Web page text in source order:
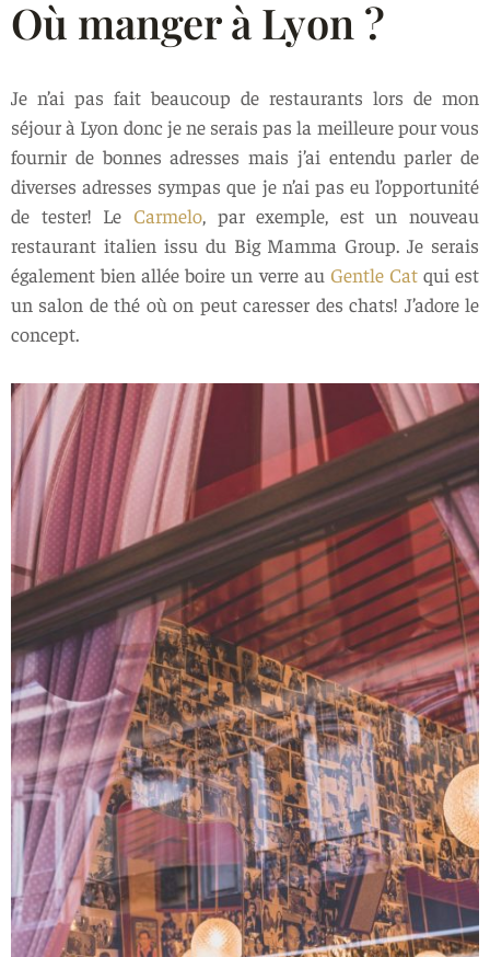
Où manger à Lyon ?
Je n’ai pas fait beaucoup de restaurants lors de mon
séjour à Lyon donc je ne serais pas la meilleure pour vous
fournir de bonnes adresses mais j’ai entendu parler de
diverses adresses sympas que je n’ai pas eu l’opportunité
de tester! Le Carmelo, par exemple, est un nouveau
restaurant italien issu du Big Mamma Group. Je serais
également bien allée boire un verre au Gentle Catqui est
un salon de thé où on peut caresser des chats! J’adore le
concept.